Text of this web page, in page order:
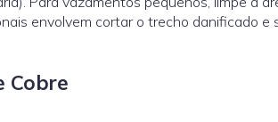
envolvem cortar o trecho danificado e
Cobre